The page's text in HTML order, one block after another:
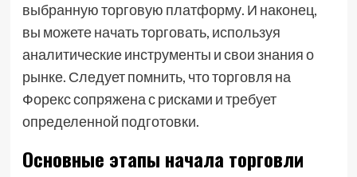
выбранную торговую платформу. И наконец,
вы можете начать торговать, используя
аналитические инструменты и свои знания о
рынке. Следует помнить, что торговля на
Форекс сопряжена с рисками и требует
определенной подготовки.
Основные этапы начала торговли